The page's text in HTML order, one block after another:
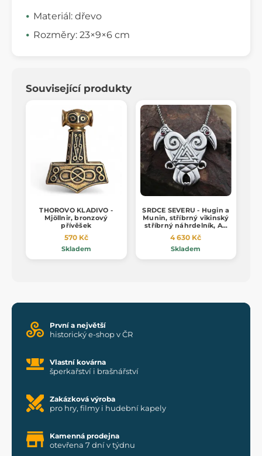
Materiál: dřevo
Rozměry: 23×9×6 cm
Související produkty
THOROVO KLADIVO -
Mjöllnir, bronzový
přívěšek
570 Kč
Skladem
SRDCE SEVERU - Hugin a
Munin, stříbrný vikinský
stříbrný náhrdelník, Ag
925, 24g
4 630 Kč
Skladem
První a největší
historický e-shop v ČR
Vlastní kovárna
šperkařství i brašnářství
Zakázková výroba
pro hry, filmy i hudební kapely
Kamenná prodejna
otevřena 7 dní v týdnu